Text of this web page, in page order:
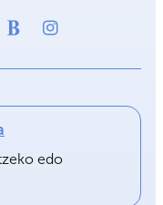
edo